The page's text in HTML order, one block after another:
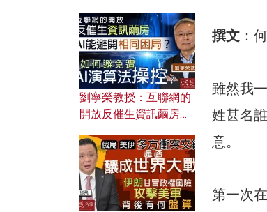
撰文 ：
雖然我
姓甚名
意。
第一次
劉寧榮教授：互聯網的
開放反催生資訊繭房，
何避免遭AI演算法操
控？